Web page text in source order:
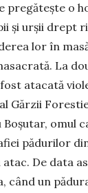
pregătește o
și urșii drept
lor în
La
atacată
Gărzii
Boșutar, omul
pădurilor
De data
când un